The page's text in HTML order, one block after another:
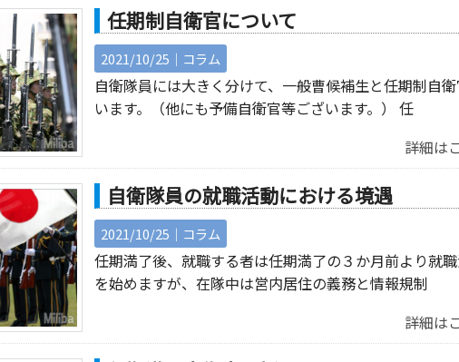
任期制自衛官について
2021/10/25｜ コラム
自衛隊員には大きく分けて、一般曹候補生と任期制自
います。（他にも予備自衛官等ございます。） 任
詳細は
自衛隊員の就職活動における境遇
2021/10/25｜ コラム
任期満了後、就職する者は任期満了の３か月前より就
を始めますが、在隊中は営内居住の義務と情報規制
詳細は